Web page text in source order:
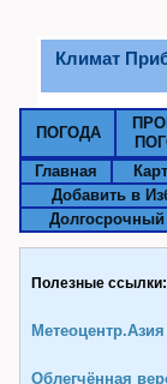
Климат
ПОГОДА
Главная
Добавить в
Долгосрочный
Полезные ссылки:
Метеоцентр.Азия
Облегчённая